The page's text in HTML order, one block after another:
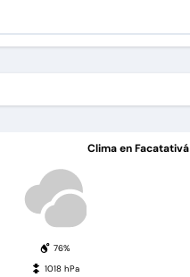
Clima en Facatativá
76%
1018 hPa